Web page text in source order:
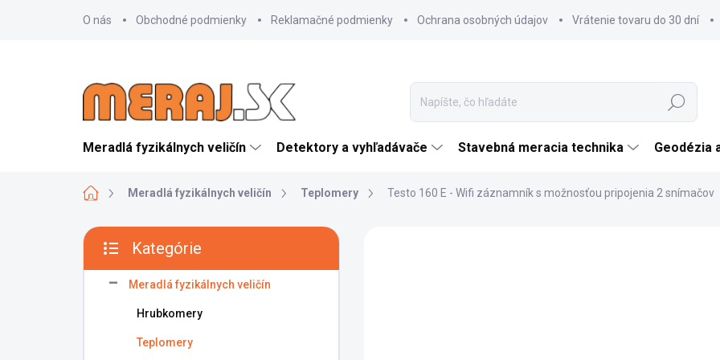
O nás Obchodné podmienky Reklamačné podmienky Ochrana osobných údajov Vrátenie tovaru do 30 dní
Hľadať
Meradlá fyzikálnych veličín Detektory a vyhľadávače Stavebná meracia technika Geodézia
DomovMeradlá fyzikálnych veličín Teplomery Testo 160 E - Wifi záznamník s možnosťou pripojenia 2 snímačov
B
č
kategórie
Kategórie
Meradlá fyzikálnych veličín
Hrubkomery
Teplomery